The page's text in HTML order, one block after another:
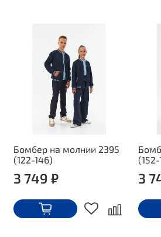
Бомбер на молнии 2395
(122-146)
3 749 ₽
(152-
3